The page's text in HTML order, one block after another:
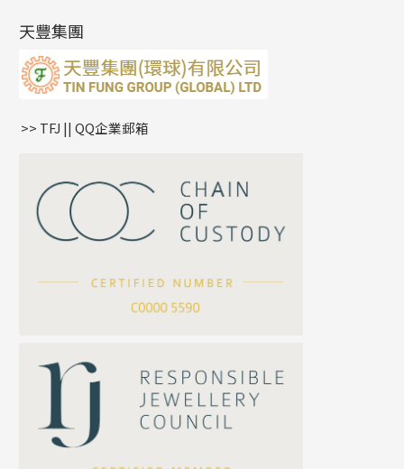
公司名稱
聯絡電話
雙十字鏈系列
水波鏈系列
蛇骨鏈系列
鏈尾系列
嘴唇鏈系列
S車花鏈系列
珍珠鏈系列
坦克鏈系列
滿天星鏈系列
方假繩鏈系列
耳環扣系列
耳綫/耳鈎系列
耳環爪頭
耳環
字母吊墜
相盒吊墜
項鏈吊墜
生肖吊墜
星座吊墜
珠扣
天豐集團
>> TFJ || QQ企業郵箱